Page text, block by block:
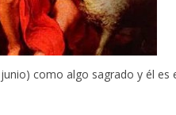
como algo sagrado y él